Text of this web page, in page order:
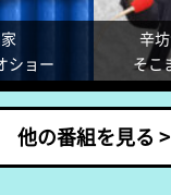
他の番組を見る >